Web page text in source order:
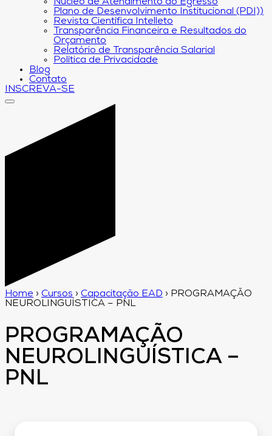
Plano de Desenvolvimento Institucional (PDI))
Revista Científica Intelleto
Transparência Financeira e Resultados do
Orçamento
Relatório de Transparência Salarial
Política de Privacidade
Blog
Contato
INSCREVA-SE
Home › Cursos › Capacitação EAD › PROGRAMAÇÃO
NEUROLINGUÍSTICA – PNL
PROGRAMAÇÃO
NEUROLINGUÍSTICA –
PNL